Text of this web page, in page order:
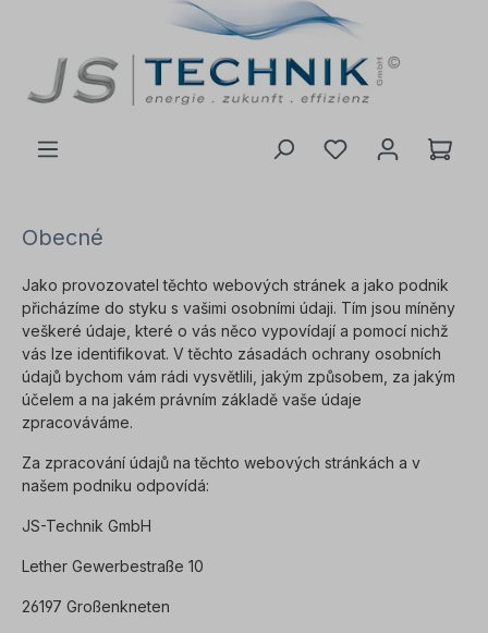
Obecné
Jako provozovatel těchto webových stránek a jako podnik
přicházíme do styku s vašimi osobními údaji. Tím jsou míněny
veškeré údaje, které o vás něco vypovídají a pomocí nichž
vás lze identifikovat. V těchto zásadách ochrany osobních
údajů bychom vám rádi vysvětlili, jakým způsobem, za jakým
účelem a na jakém právním základě vaše údaje
zpracováváme.
Za zpracování údajů na těchto webových stránkách a v
našem podniku odpovídá:
JS-Technik GmbH
Lether Gewerbestraße 10
26197 Großenkneten